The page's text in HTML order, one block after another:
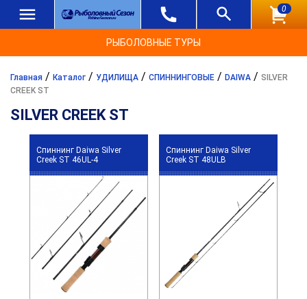
0
РЫБОЛОВНЫЕ ТУРЫ
Главная / Каталог / УДИЛИЩА / СПИННИНГОВЫЕ / DAIWA / SILVER
CREEK ST
SILVER CREEK ST
Спиннинг Daiwa Silver
Creek ST 46UL-4
Спиннинг Daiwa Silver
Creek ST 48ULB